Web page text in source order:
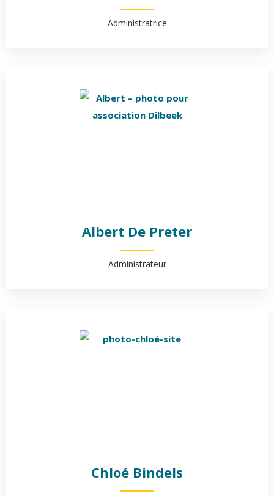
Administratrice
Albert De Preter
Administrateur
Chloé Bindels